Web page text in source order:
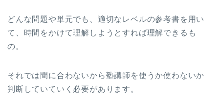
どんな問題や単元でも、適切なレベルの参考書を用い
て、時間をかけて理解しようとすれば理解できるも
の。
それでは間に合わないから塾講師を使うか使わないか
判断していていく必要があります。